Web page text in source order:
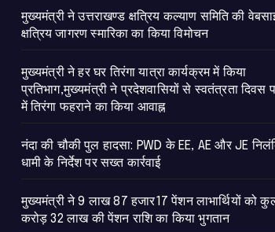
मुख्यमंत्री ने उत्तराखण्ड क्षत्रिय कल्याण समिति की
क्षत्रिय जागरण स्मारिका का किया विमोचन
मुख्यमंत्री ने हर घर तिरंगा यात्रा कार्यक्रम में किया
प्रतिभाग,मुख्यमंत्री ने प्रदेशवासियों से स्वतंत्रता दिवस
में तिरंगा फहराने का किया आवाह्न
नंदा की चौकी पुल हादसा: PWD के EE, AE और JE
धामी के निर्देश पर सख्त कार्रवाई
मुख्यमंत्री ने 9 लाख 87 हजार17 पेंशन लाभार्थियों को
करोड़ 32 लाख की पेंशन राशि का किया भुगतान